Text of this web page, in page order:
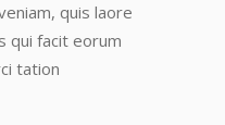
quis laore
qui facit eorum
tation